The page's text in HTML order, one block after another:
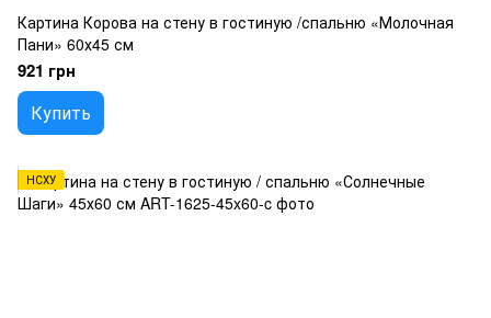
Картина Корова на стену в гостиную /спальню «Молочная
Пани» 60х45 см
921 грн
Купить
НСХУ